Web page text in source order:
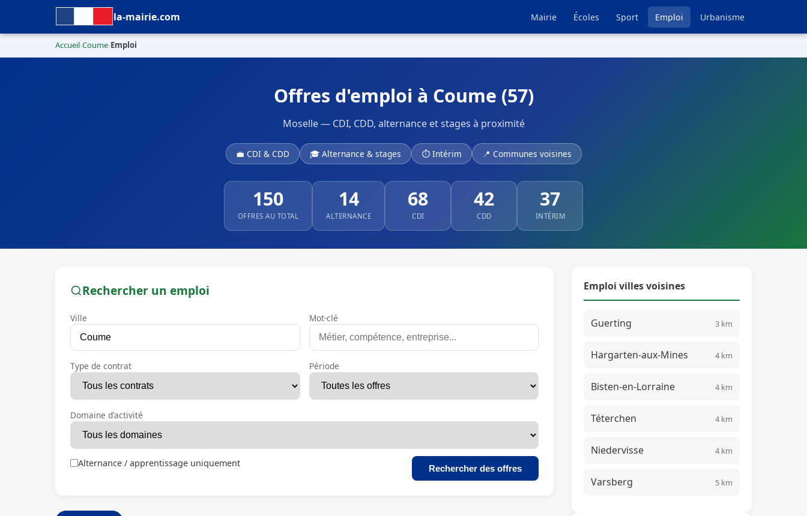
la-mairie.com Mairie Écoles Sport Emploi Urbanisme
Accueil›Coume›Emploi
Offres d'emploi à Coume (57)
Moselle — CDI, CDD, alternance et stages à proximité
💼 CDI & CDD 🎓 Alternance & stages ⏱ Intérim 📍 Communes voisines
150
OFFRES AU TOTAL
14
ALTERNANCE
68
CDI
42
CDD
37
INTÉRIM
Rechercher un emploi
Ville Mot-clé
Type de contrat Période
Domaine d'activité
Alternance / apprentissage uniquement Rechercher des offres
Emploi villes voisines
Guerting 3 km
Hargarten-aux-Mines 4 km
Bisten-en-Lorraine 4 km
Téterchen 4 km
Niedervisse 4 km
Varsberg 5 km